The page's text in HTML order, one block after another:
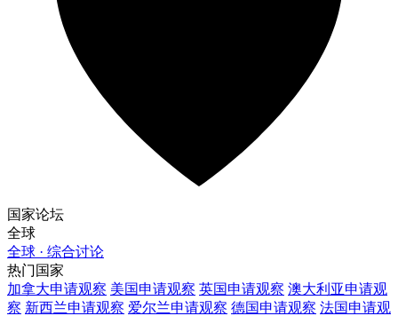
国家论坛
全球
全球 · 综合讨论
热门国家
加拿大申请观察 美国申请观察 英国申请观察 澳大利亚申请观
察 新西兰申请观察 爱尔兰申请观察 德国申请观察 法国申请观